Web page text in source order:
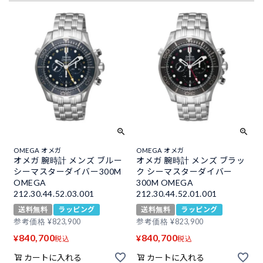
OMEGA オメガ
オメガ 腕時計 メンズ ブルー
シーマスターダイバー300M
OMEGA
212.30.44.52.03.001
送料無料
ラッピング
参考価格 ¥823,900
¥840,700税込
カートに入れる
OMEGA オメガ
オメガ 腕時計 メンズ ブラッ
ク シーマスターダイバー
300M OMEGA
212.30.44.52.01.001
送料無料
ラッピング
参考価格 ¥823,900
¥840,700税込
カートに入れる